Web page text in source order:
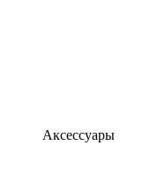
Аксессуары